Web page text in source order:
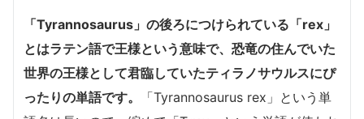
「Tyrannosaurus」の後ろにつけられている「rex」
とはラテン語で王様という意味で、恐竜の住んでいた
世界の王様として君臨していたティラノサウルスにぴ
ったりの単語です。
「Tyrannosaurus rex」という単